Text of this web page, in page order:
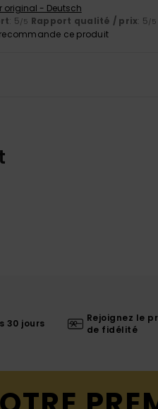
original - Deutsch
: 5/5 Rapport qualité / prix: 5/5
ce produit
30 jours
Rejoignez le
de fidélité